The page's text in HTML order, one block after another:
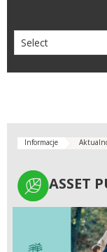
Informacje
ASSET
ASSET